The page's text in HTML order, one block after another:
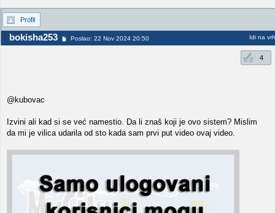
Profil
bokisha253 Poslao: 22 Nov 2024 20:50 Idi na vrh
4
@kubovac
Izvini ali kad si se već namestio. Da li znaš koji je ovo sistem? Mislim
da mi je vilica udarila od sto kada sam prvi put video ovaj video.